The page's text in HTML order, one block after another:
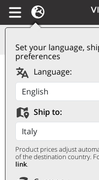
Set your language,
preferences
Language:
Ship to:
Product prices adjust
of the destination country.
link.
Petit Chablis
Ropiteau
ROPITEAU FRÈRES
0,75 ℓ